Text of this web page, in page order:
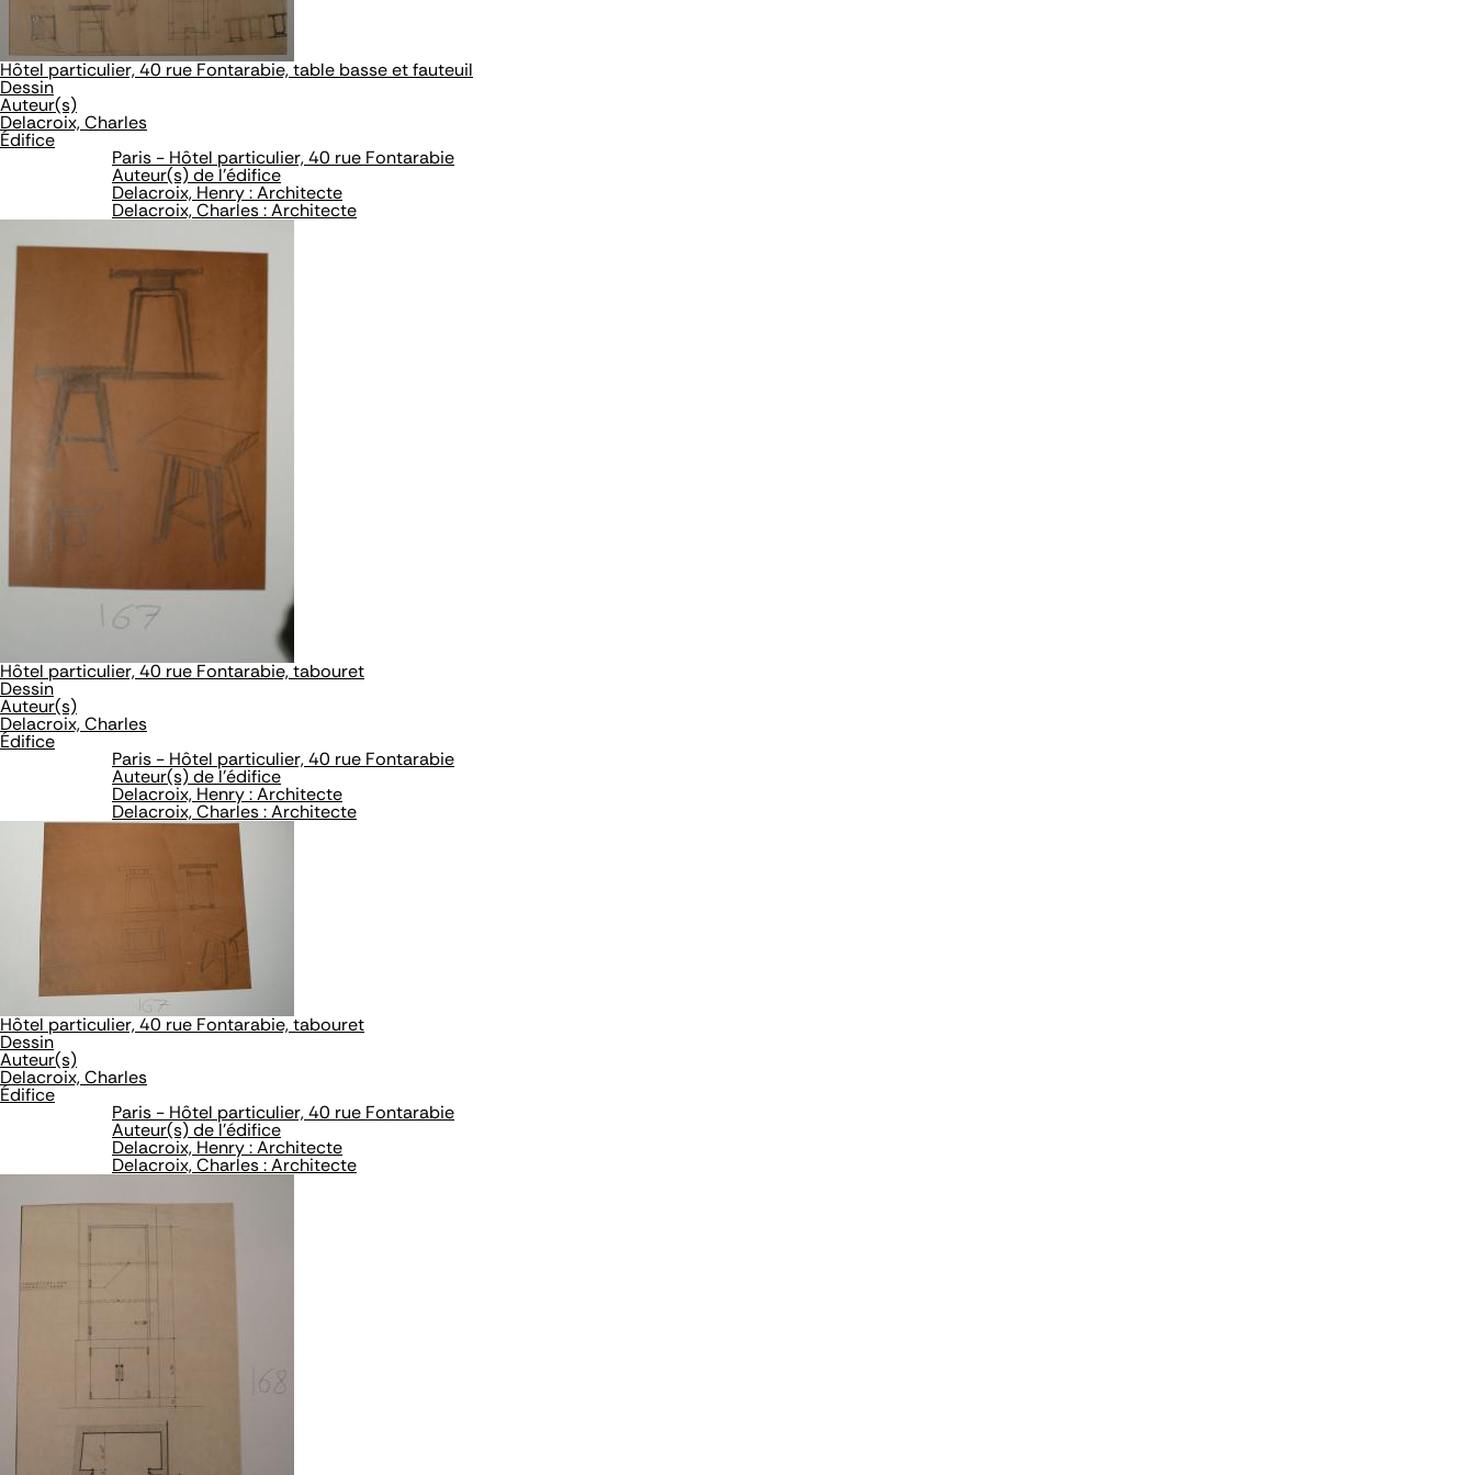
Hôtel particulier, 40 rue Fontarabie, table basse et fauteuil
Dessin
Auteur(s)
Delacroix, Charles
Édifice
Paris - Hôtel particulier, 40 rue Fontarabie
Auteur(s) de l'édifice
Delacroix, Henry : Architecte
Delacroix, Charles : Architecte
Hôtel particulier, 40 rue Fontarabie, tabouret
Dessin
Auteur(s)
Delacroix, Charles
Édifice
Paris - Hôtel particulier, 40 rue Fontarabie
Auteur(s) de l'édifice
Delacroix, Henry : Architecte
Delacroix, Charles : Architecte
Hôtel particulier, 40 rue Fontarabie, tabouret
Dessin
Auteur(s)
Delacroix, Charles
Édifice
Paris - Hôtel particulier, 40 rue Fontarabie
Auteur(s) de l'édifice
Delacroix, Henry : Architecte
Delacroix, Charles : Architecte